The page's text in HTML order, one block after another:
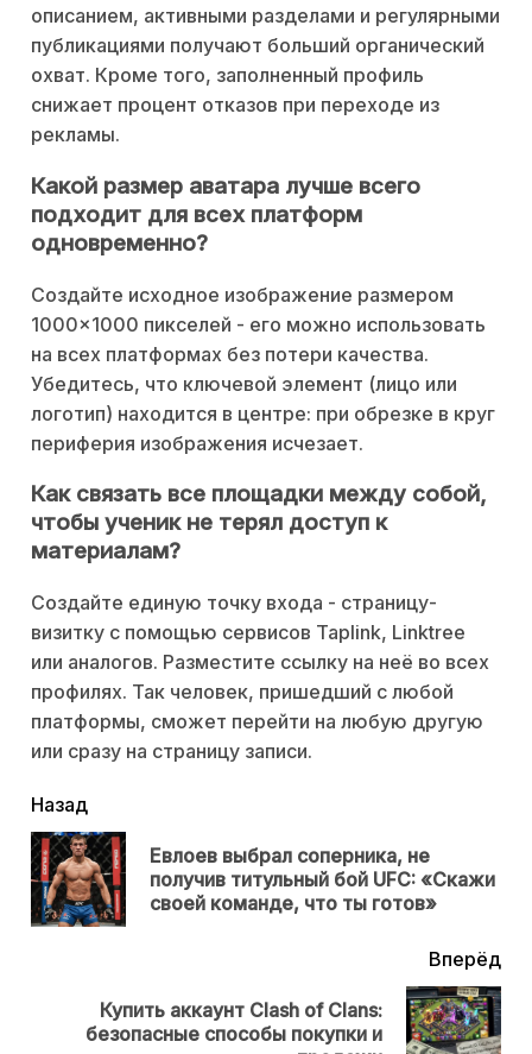
описанием, активными разделами и регулярными
публикациями получают больший органический
охват. Кроме того, заполненный профиль
снижает процент отказов при переходе из
рекламы.
Какой размер аватара лучше всего
подходит для всех платформ
одновременно?
Создайте исходное изображение размером
1000×1000 пикселей - его можно использовать
на всех платформах без потери качества.
Убедитесь, что ключевой элемент (лицо или
логотип) находится в центре: при обрезке в круг
периферия изображения исчезает.
Как связать все площадки между собой,
чтобы ученик не терял доступ к
материалам?
Создайте единую точку входа - страницу-
визитку с помощью сервисов Taplink, Linktree
или аналогов. Разместите ссылку на неё во всех
профилях. Так человек, пришедший с любой
платформы, сможет перейти на любую другую
или сразу на страницу записи.
читать
еще
Назад
Евлоев выбрал соперника, не
получив титульный бой UFC: «Скажи
своей команде, что ты готов»
Вперёд
Купить аккаунт Clash of Clans:
безопасные способы покупки и